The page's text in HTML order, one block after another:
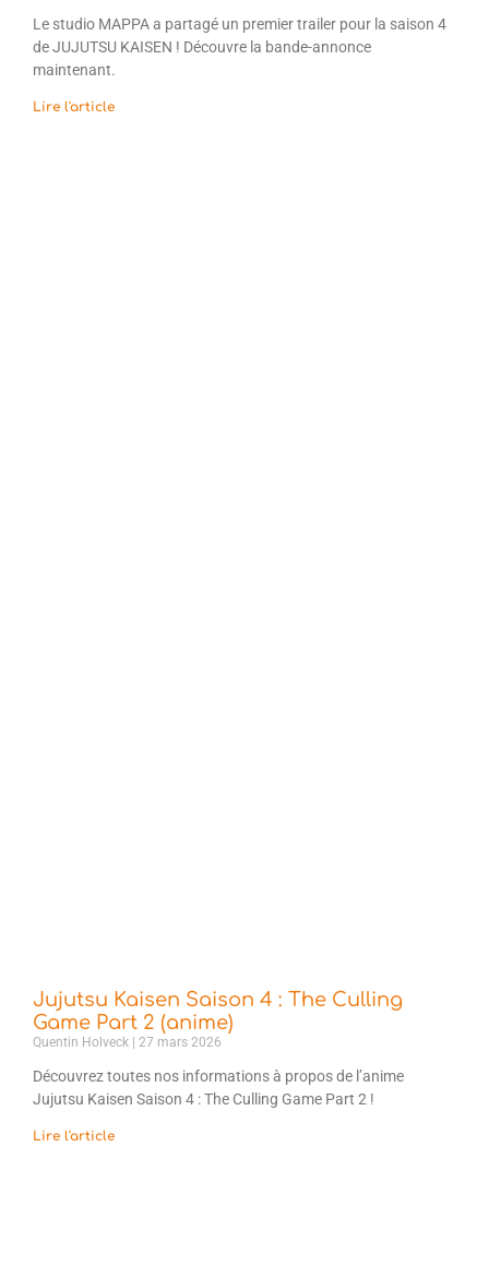
Le studio MAPPA a partagé un premier trailer pour la saison 4
de JUJUTSU KAISEN ! Découvre la bande-annonce
maintenant.
Lire l'article
Jujutsu Kaisen Saison 4 : The Culling
Game Part 2 (anime)
Quentin Holveck 27 mars 2026
Découvrez toutes nos informations à propos de l’anime
Jujutsu Kaisen Saison 4 : The Culling Game Part 2 !
Lire l'article